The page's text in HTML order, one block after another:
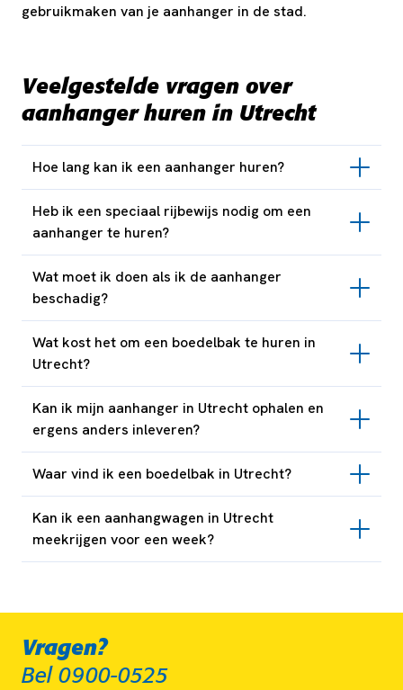
gebruikmaken van je aanhanger in de stad.
Veelgestelde vragen over
aanhanger huren in Utrecht
Hoe lang kan ik een aanhanger huren?
Heb ik een speciaal rijbewijs nodig om een
aanhanger te huren?
Wat moet ik doen als ik de aanhanger
beschadig?
Wat kost het om een boedelbak te huren in
Utrecht?
Kan ik mijn aanhanger in Utrecht ophalen en
ergens anders inleveren?
Waar vind ik een boedelbak in Utrecht?
Kan ik een aanhangwagen in Utrecht
meekrijgen voor een week?
Vragen?
Bel 0900-0525